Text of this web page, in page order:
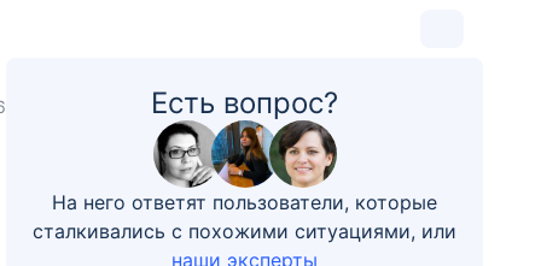
Есть вопрос?
На него ответят пользователи, которые
сталкивались с похожими ситуациями, или
наши эксперты